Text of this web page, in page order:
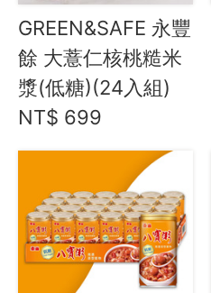
GREEN&SAFE 永豐
餘 大薏仁核桃糙米
漿(低糖)(24入組)
NT$ 699